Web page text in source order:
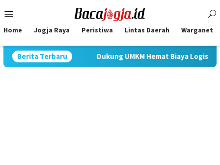
to
Menu
Home Jogja Raya Peristiwa Lintas Daerah Warganet
Berita Terbaru
2026 Dukung UMKM Hemat Biaya Logistik, JNE Gelar